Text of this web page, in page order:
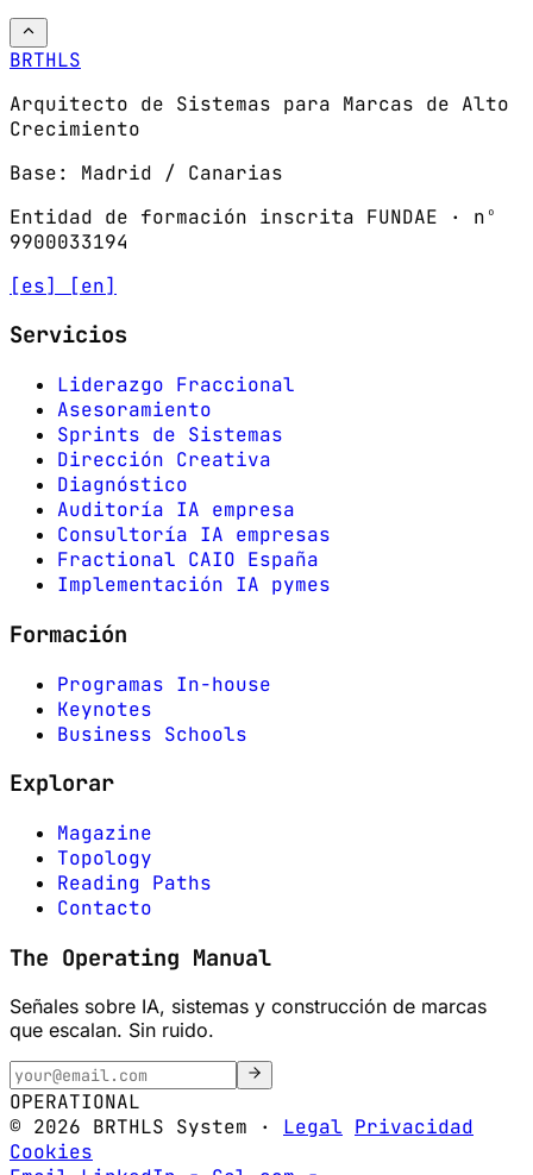
BRTHLS
Arquitecto de Sistemas para Marcas de Alto
Crecimiento
Base: Madrid / Canarias
Entidad de formación inscrita FUNDAE · nº
9900033194
[es]
[en]
Servicios
Liderazgo Fraccional
Asesoramiento
Sprints de Sistemas
Dirección Creativa
Diagnóstico
Auditoría IA empresa
Consultoría IA empresas
Fractional CAIO España
Implementación IA pymes
Formación
Programas In-house
Keynotes
Business Schools
Explorar
Magazine
Topology
Reading Paths
Contacto
The Operating Manual
Señales sobre IA, sistemas y construcción de marcas
que escalan. Sin ruido.
OPERATIONAL
© 2026 BRTHLS System
· Legal Privacidad
Cookies